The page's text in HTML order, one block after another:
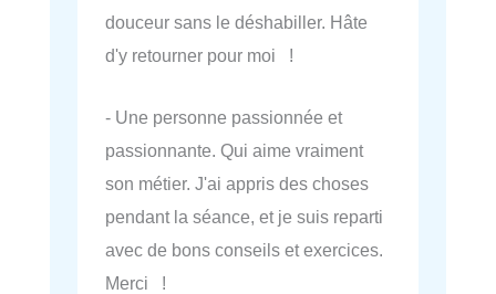
douceur sans le déshabiller. Hâte
d'y retourner pour moi !
- Une personne passionnée et
passionnante. Qui aime vraiment
son métier. J'ai appris des choses
pendant la séance, et je suis reparti
avec de bons conseils et exercices.
Merci !